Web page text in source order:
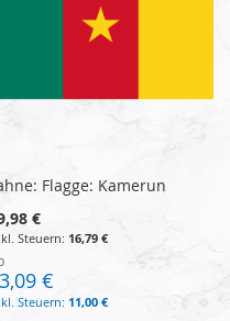
Flagge: Kamerun
€
16,79 €
€
11,00 €